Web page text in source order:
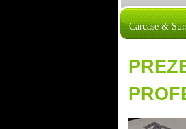
Carcase &